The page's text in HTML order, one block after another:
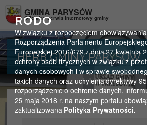
RODO
W związku z rozpoczęciem
Rozporządzenia Parlamentu
Europejskiej 2016/679 z dnia 27 kwietnia
ochrony osób fizycznych w związku z
danych osobowych i w sprawie
takich danych oraz uchylenia dyrektywy
rozporządzenie o ochronie danych,
25 maja 2018 r. na naszym portalu
zaktualizowana Polityka Prywatności.
GMINA PARYSÓW
Oficjalny serwis internetowy gminy
HERB GMINY PARYSÓW